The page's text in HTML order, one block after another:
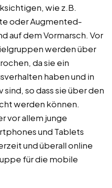
wie z.B.
oder Augmented-
auf dem Vormarsch. Vor
werden über
da sie ein
haben und in
so dass sie über den
werden können.
vor allem junge
und Tablets
und überall online
für die mobile